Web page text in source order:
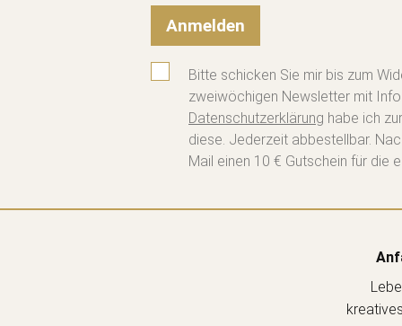
Anmelden
Bitte schicken Sie mir bis zum
zweiwöchigen Newsletter mit
Datenschutzerklärung habe ich
diese. Jederzeit abbestellbar.
Mail einen 10 € Gutschein für die